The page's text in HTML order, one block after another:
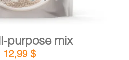
purpose mix
12,99 $